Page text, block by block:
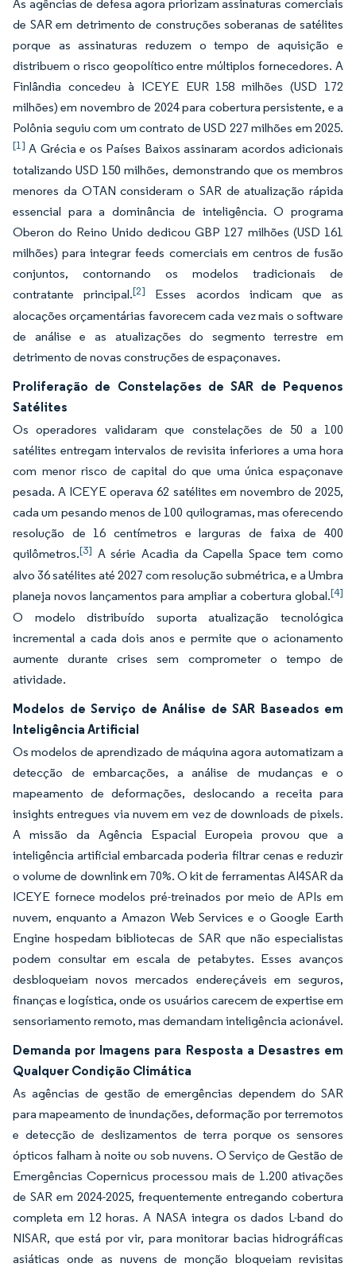
As agências de defesa agora priorizam assinaturas comerciais
de SAR em detrimento de construções soberanas de satélites
porque as assinaturas reduzem o tempo de aquisição e
distribuem o risco geopolítico entre múltiplos fornecedores. A
Finlândia concedeu à ICEYE EUR 158 milhões (USD 172
milhões) em novembro de 2024 para cobertura persistente, e a
Polônia seguiu com um contrato de USD 227 milhões em 2025.
[1] A Grécia e os Países Baixos assinaram acordos adicionais
totalizando USD 150 milhões, demonstrando que os membros
menores da OTAN consideram o SAR de atualização rápida
essencial para a dominância de inteligência. O programa
Oberon do Reino Unido dedicou GBP 127 milhões (USD 161
milhões) para integrar feeds comerciais em centros de fusão
conjuntos, contornando os modelos tradicionais de
contratante principal.[2]
Esses acordos indicam que as
alocações orçamentárias favorecem cada vez mais o software
de análise e as atualizações do segmento terrestre em
detrimento de novas construções de espaçonaves.
Proliferação de Constelações de SAR de Pequenos
Satélites
Os operadores validaram que constelações de 50 a 100
satélites entregam intervalos de revisita inferiores a uma hora
com menor risco de capital do que uma única espaçonave
pesada. A ICEYE operava 62 satélites em novembro de 2025,
cada um pesando menos de 100 quilogramas, mas oferecendo
resolução de 16 centímetros e larguras de faixa de 400
quilômetros.[3] A série Acadia da Capella Space tem como
alvo 36 satélites até 2027 com resolução submétrica, e a Umbra
planeja novos lançamentos para ampliar a cobertura global.[4]
O modelo distribuído suporta atualização tecnológica
incremental a cada dois anos e permite que o acionamento
aumente durante crises sem comprometer o tempo de
atividade.
Modelos de Serviço de Análise de SAR Baseados em
Inteligência Artificial
Os modelos de aprendizado de máquina agora automatizam a
detecção de embarcações, a análise de mudanças e o
mapeamento de deformações, deslocando a receita para
insights entregues via nuvem em vez de downloads de pixels.
A missão da Agência Espacial Europeia provou que a
inteligência artificial embarcada poderia filtrar cenas e reduzir
o volume de downlink em 70%. O kit de ferramentas AI4SAR da
ICEYE fornece modelos pré-treinados por meio de APIs em
nuvem, enquanto a Amazon Web Services e o Google Earth
Engine hospedam bibliotecas de SAR que não especialistas
podem consultar em escala de petabytes. Esses avanços
desbloqueiam novos mercados endereçáveis em seguros,
finanças e logística, onde os usuários carecem de expertise em
sensoriamento remoto, mas demandam inteligência acionável.
Demanda por Imagens para Resposta a Desastres em
Qualquer Condição Climática
As agências de gestão de emergências dependem do SAR
para mapeamento de inundações, deformação por terremotos
e detecção de deslizamentos de terra porque os sensores
ópticos falham à noite ou sob nuvens. O Serviço de Gestão de
Emergências Copernicus processou mais de 1.200 ativações
de SAR em 2024-2025, frequentemente entregando cobertura
completa em 12 horas. A NASA integra os dados L-band do
NISAR, que está por vir, para monitorar bacias hidrográficas
asiáticas onde as nuvens de monção bloqueiam revisitas